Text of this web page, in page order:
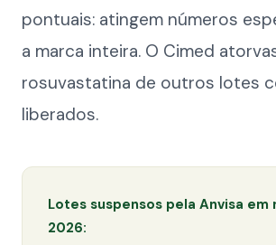
pontuais: atingem números
a marca inteira. O Cimed
rosuvastatina de outros lotes
liberados.
Lotes suspensos pela Anvisa em
2026: